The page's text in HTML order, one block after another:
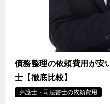
債務整理の依頼費用が安
士【徹底比較】
弁護士・司法書士の依頼費用